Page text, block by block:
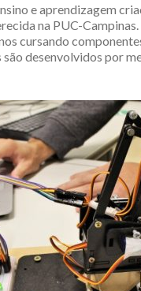
e aprendizagem
na PUC-
cursando
desenvolvidos por